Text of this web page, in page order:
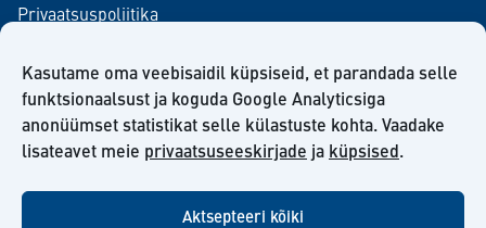
Kasutame oma veebisaidil küpsiseid, et parandada selle
funktsionaalsust ja koguda Google Analyticsiga
anonüümset statistikat selle külastuste kohta. Vaadake
lisateavet meie privaatsuseeskirjade ja küpsised.
Aktsepteeri kõiki
Privaatsuspoliitika
Meediale
Telli meie uudiskiri
Kiilto Eesti OÜ müügilepingu tingimused